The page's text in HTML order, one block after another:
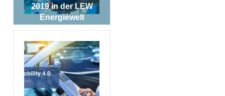
2019 in der LEW
Energiewelt